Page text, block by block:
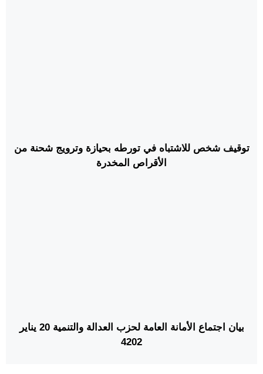
توقيف شخص للاشتباه في تورطه بحيازة وترويج شحنة من
الأقراص المخدرة
‎⁨بيان اجتماع الأمانة العامة لحزب العدالة والتنمية 20 يناير
2024⁩